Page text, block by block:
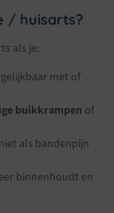
/ huisarts?
als je:
met of
buikkrampen of
als bandenpijn
binnenhoudt en